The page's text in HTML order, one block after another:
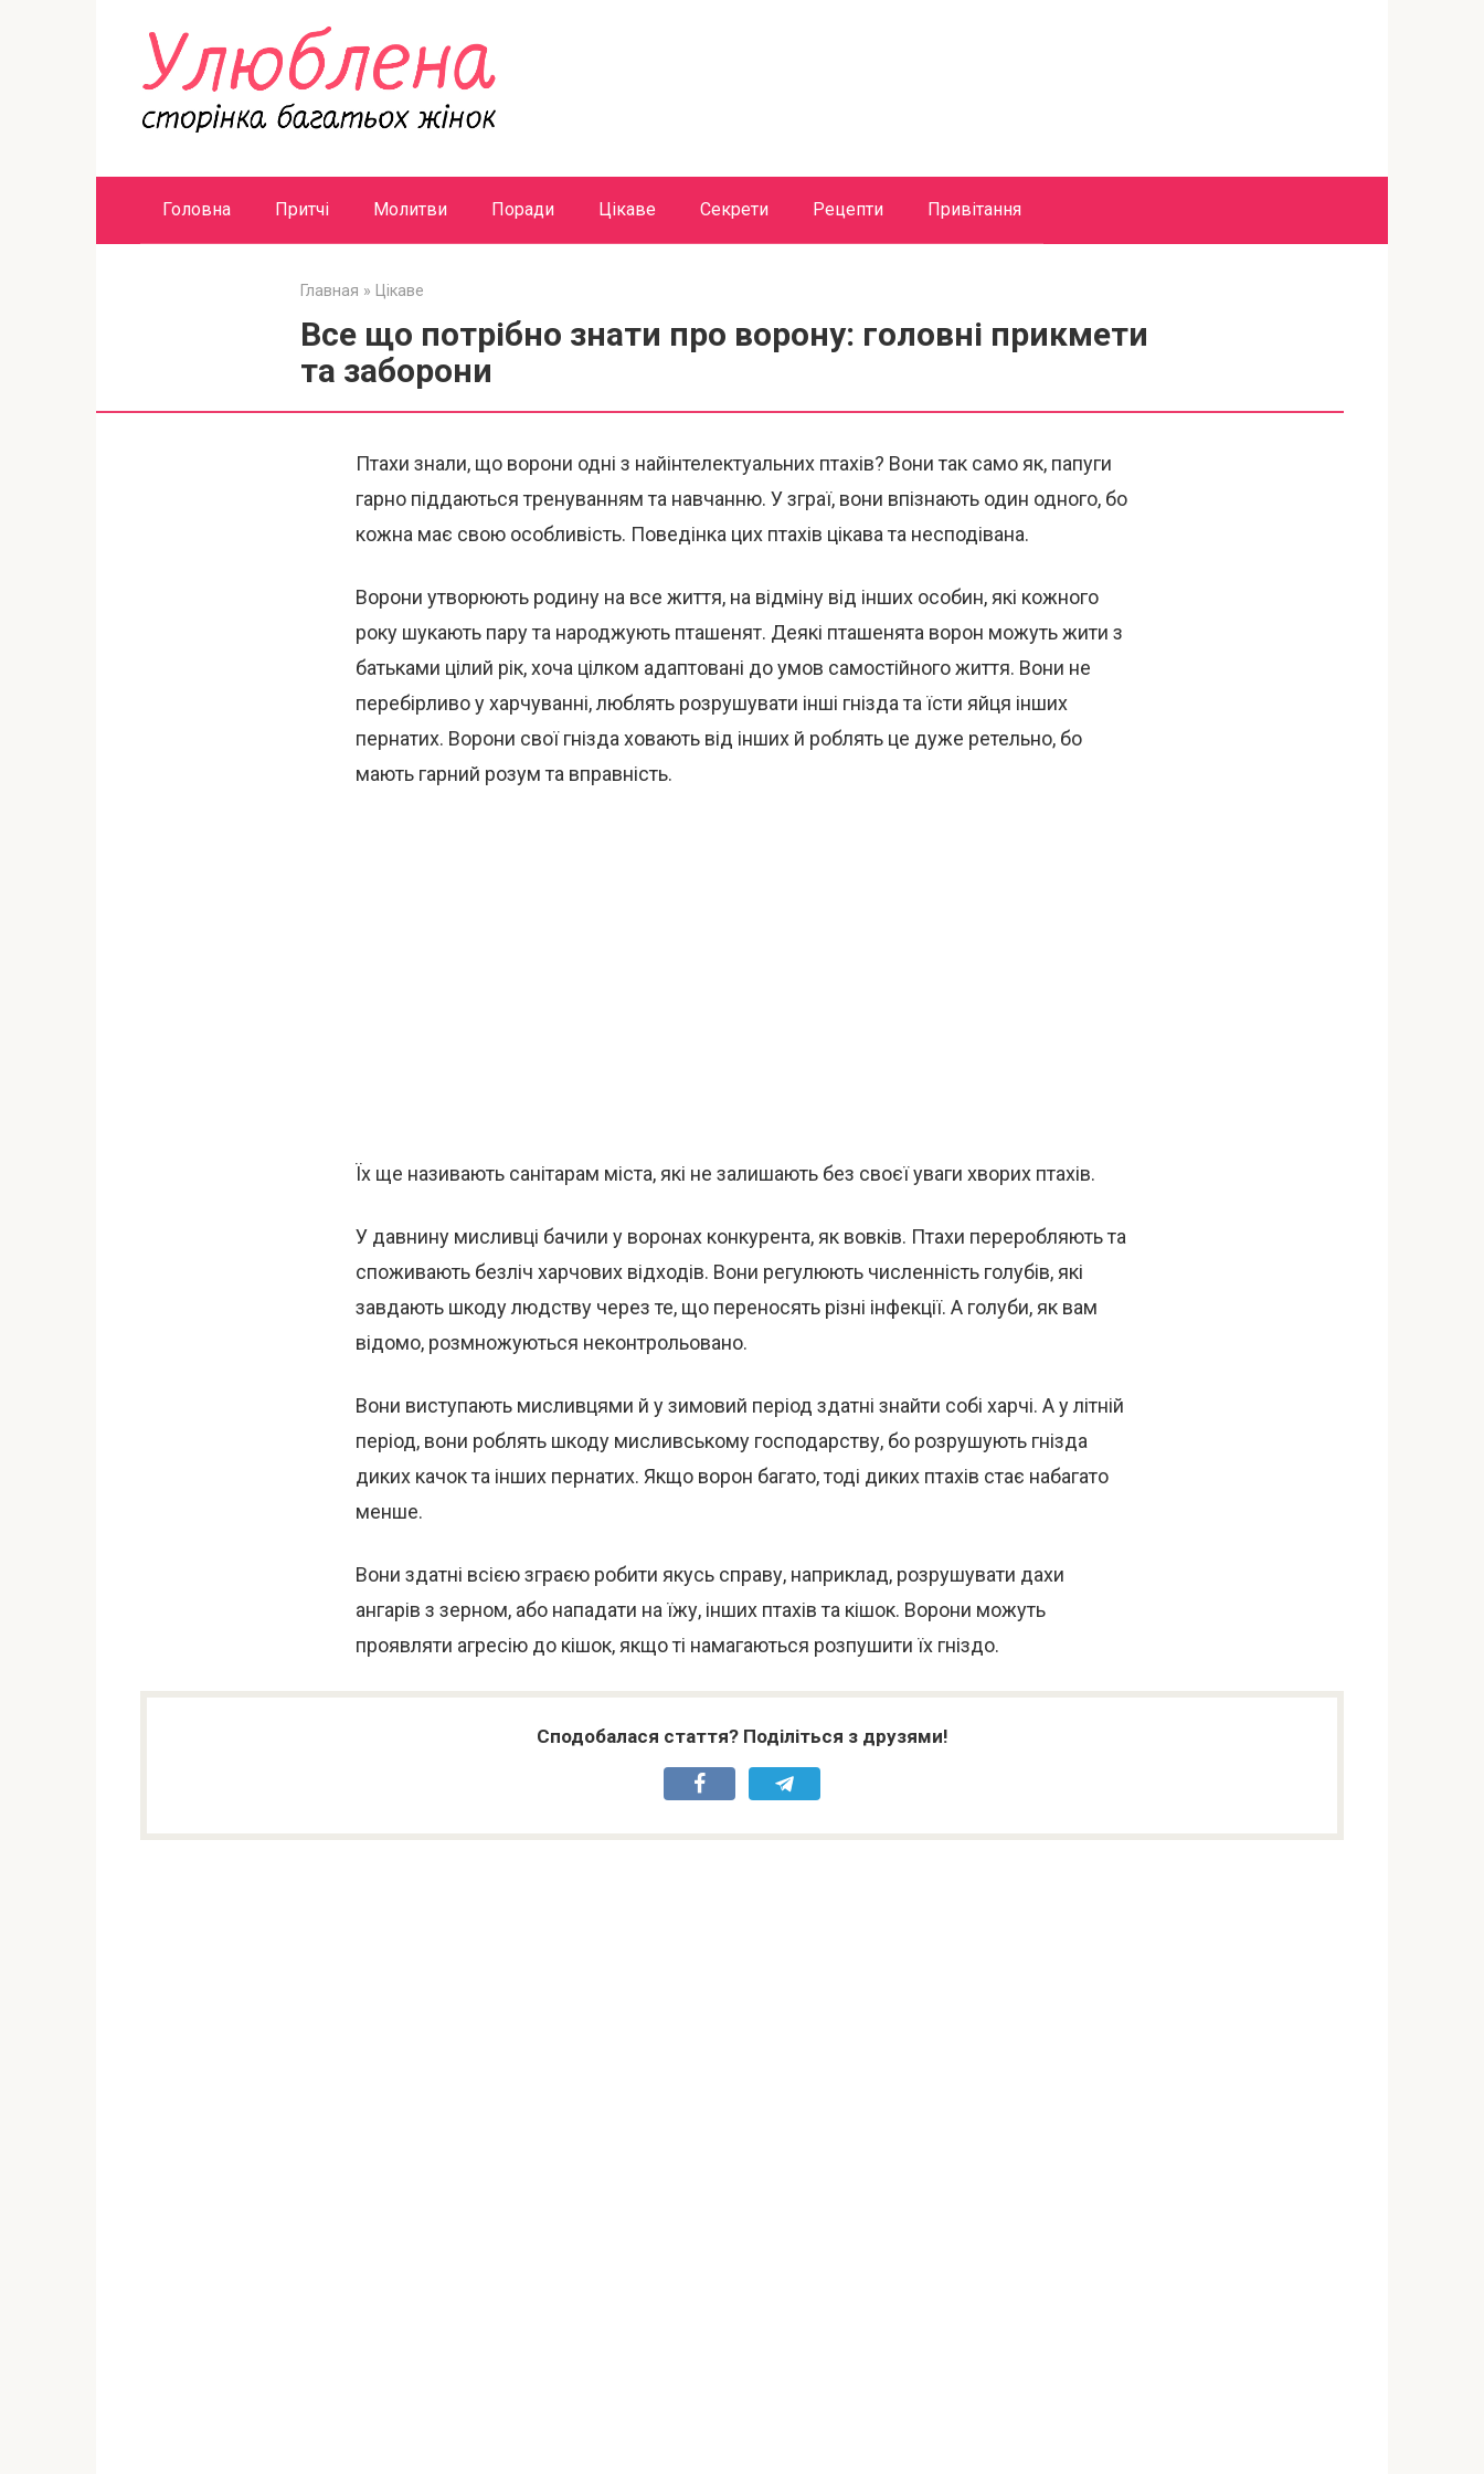
Головна Притчі Молитви Поради Цікаве Секрети Рецепти Привітання
Главная » Цікаве
Все що потрібно знати про ворону: головні прикмети
та заборони
Птахи знали, що ворони одні з найінтелектуальних птахів? Вони так само як, папуги
гарно піддаються тренуванням та навчанню. У зграї, вони впізнають один одного, бо
кожна має свою особливість. Поведінка цих птахів цікава та несподівана.
Ворони утворюють родину на все життя, на відміну від інших особин, які кожного
року шукають пару та народжують пташенят. Деякі пташенята ворон можуть жити з
батьками цілий рік, хоча цілком адаптовані до умов самостійного життя. Вони не
перебірливо у харчуванні, люблять розрушувати інші гнізда та їсти яйця інших
пернатих. Ворони свої гнізда ховають від інших й роблять це дуже ретельно, бо
мають гарний розум та вправність.
Їх ще називають санітарам міста, які не залишають без своєї уваги хворих птахів.
У давнину мисливці бачили у воронах конкурента, як вовків. Птахи переробляють та
споживають безліч харчових відходів. Вони регулюють численність голубів, які
завдають шкоду людству через те, що переносять різні інфекції. А голуби, як вам
відомо, розмножуються неконтрольовано.
Вони виступають мисливцями й у зимовий період здатні знайти собі харчі. А у літній
період, вони роблять шкоду мисливському господарству, бо розрушують гнізда
диких качок та інших пернатих. Якщо ворон багато, тоді диких птахів стає набагато
менше.
Вони здатні всією зграєю робити якусь справу, наприклад, розрушувати дахи
ангарів з зерном, або нападати на їжу, інших птахів та кішок. Ворони можуть
проявляти агресію до кішок, якщо ті намагаються розпушити їх гніздо.
Сподобалася стаття? Поділіться з друзями!